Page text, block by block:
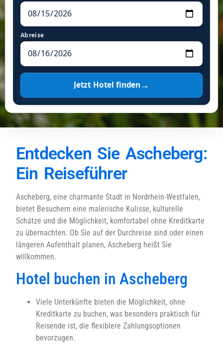
Abreise
Jetzt Hotel finden→
Entdecken Sie Ascheberg:
Ein Reiseführer
Ascheberg, eine charmante Stadt in Nordrhein-Westfalen,
bietet Besuchern eine malerische Kulisse, kulturelle
Schätze und die Möglichkeit, komfortabel ohne Kreditkarte
zu übernachten. Ob Sie auf der Durchreise sind oder einen
längeren Aufenthalt planen, Ascheberg heißt Sie
willkommen.
Hotel buchen in Ascheberg
Viele Unterkünfte bieten die Möglichkeit, ohne
Kreditkarte zu buchen, was besonders praktisch für
Reisende ist, die flexiblere Zahlungsoptionen
bevorzugen.